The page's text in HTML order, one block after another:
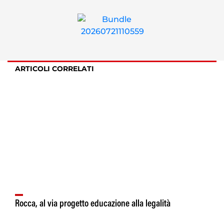
ARTICOLI CORRELATI
Rocca, al via progetto educazione alla legalità